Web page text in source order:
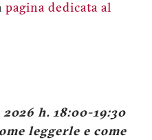
pagina dedicata al
h. 18:00-19:30
leggerle e come